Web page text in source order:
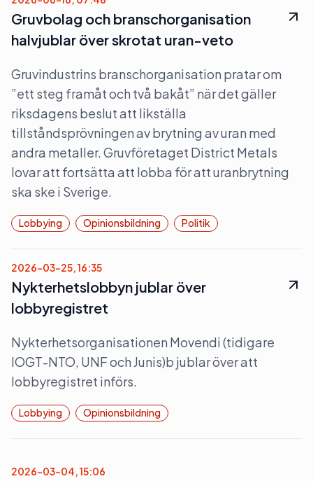
Gruvbolag och branschorganisation
halvjublar över skrotat uran-veto
Gruvindustrins branschorganisation pratar om
”ett steg framåt och två bakåt” när det gäller
riksdagens beslut att likställa
tillståndsprövningen av brytning av uran med
andra metaller. Gruvföretaget District Metals
lovar att fortsätta att lobba för att uranbrytning
ska ske i Sverige.
Lobbying Opinionsbildning Politik
2026-03-25, 16:35
Nykterhetslobbyn jublar över
lobbyregistret
Nykterhetsorganisationen Movendi (tidigare
IOGT-NTO, UNF och Junis)b jublar över att
lobbyregistret införs.
Lobbying Opinionsbildning
2026-03-04, 15:06